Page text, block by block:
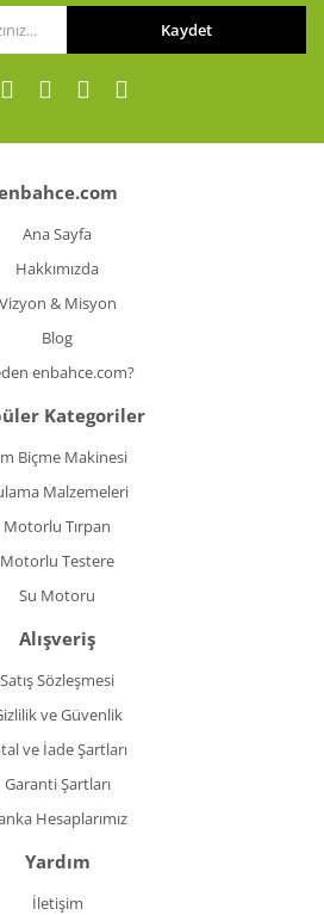
Kaydet
Ana Sayfa
Hakkımızda
Vizyon & Misyon
Blog
enbahce.com?
Kategoriler
Biçme Makinesi
Malzemeleri
Motorlu Tırpan
Motorlu Testere
Su Motoru
Alışveriş
Satış Sözleşmesi
ve Güvenlik
ve İade Şartları
Garanti Şartları
Hesaplarımız
Yardım
İletişim